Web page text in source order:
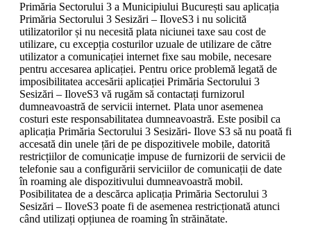
Primăria Sectorului 3 a Municipiului București sau aplicația
Primăria Sectorului 3 Sesizări – IloveS3 i nu solicită
utilizatorilor și nu necesită plata niciunei taxe sau cost de
utilizare, cu excepția costurilor uzuale de utilizare de către
utilizator a comunicației internet fixe sau mobile, necesare
pentru accesarea aplicației. Pentru orice problemă legată de
imposibilitatea accesării aplicației Primăria Sectorului 3
Sesizări – IloveS3 vă rugăm să contactați furnizorul
dumneavoastră de servicii internet. Plata unor asemenea
costuri este responsabilitatea dumneavoastră. Este posibil ca
aplicația Primăria Sectorului 3 Sesizări- Ilove S3 să nu poată fi
accesată din unele țări de pe dispozitivele mobile, datorită
restricțiilor de comunicație impuse de furnizorii de servicii de
telefonie sau a configurării serviciilor de comunicații de date
în roaming ale dispozitivului dumneavoastră mobil.
Posibilitatea de a descărca aplicația Primăria Sectorului 3
Sesizări – IloveS3 poate fi de asemenea restricționată atunci
când utilizați opțiunea de roaming în străinătate.